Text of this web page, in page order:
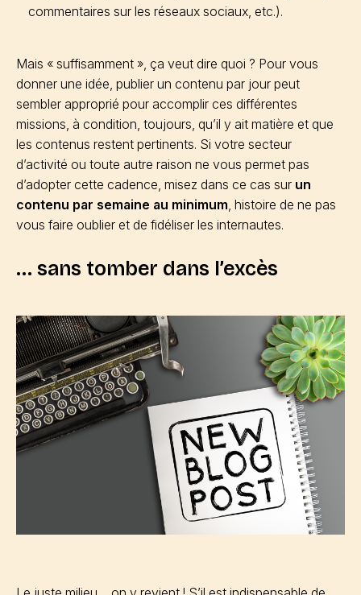
commentaires sur les réseaux sociaux, etc.).
Mais « suffisamment », ça veut dire quoi ? Pour vous
donner une idée, publier un contenu par jour peut
sembler approprié pour accomplir ces différentes
missions, à condition, toujours, qu’il y ait matière et que
les contenus restent pertinents. Si votre secteur
d’activité ou toute autre raison ne vous permet pas
d’adopter cette cadence, misez dans ce cas sur un
contenu par semaine au minimum, histoire de ne pas
vous faire oublier et de fidéliser les internautes.
… sans tomber dans l’excès